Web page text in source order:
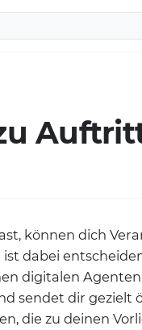
können dich
dabei
digitalen
sendet dir gezielt
die zu deinen